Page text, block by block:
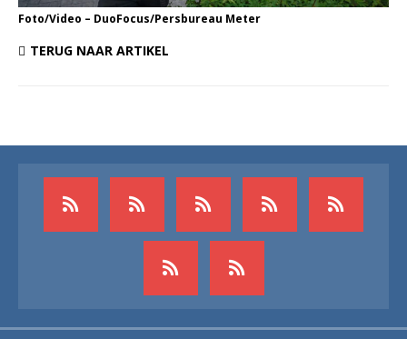
Foto/Video – DuoFocus/Persbureau Meter
TERUG NAAR ARTIKEL